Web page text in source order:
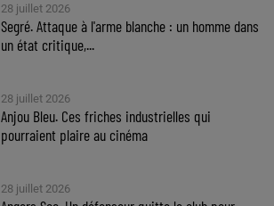
28 juillet 2026
Segré. Attaque à l'arme blanche : un homme dans
un état critique,...
28 juillet 2026
Anjou Bleu. Ces friches industrielles qui
pourraient plaire au cinéma
28 juillet 2026